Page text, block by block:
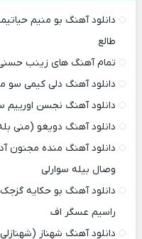
دانلود آهنگ بو منیم
طالع
تمام آهنگ های زینب
دانلود آهنگ دلی کیمی
دانلود آهنگ نجسن اورییم
دانلود آهنگ دویغو (منی
دانلود آهنگ منده مجنون
وصال بیله سوارلی
دانلود آهنگ بو حکایه
راسیم عسگر اف
دانلود آهنگ شهناز (شهنازلی